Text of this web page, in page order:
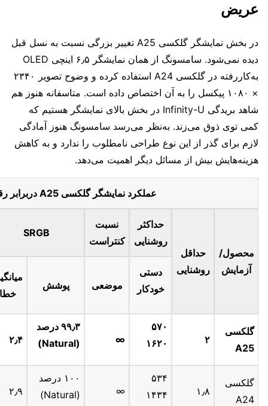
عریض
در بخش نمایشگر گلکسی A25 تغییر بزرگی نسبت به نسل قبل
دیده نمی‌شود. سامسونگ از همان نمایشگر ۶٫۵ اینچی OLED
به‌کاررفته در گلکسی A24 استفاده کرده و وضوح تصویر ۲۳۴۰
× ۱۰۸۰ پیکسل را به آن اختصاص داده است. متاسفانه هنوز هم
شاهد بریدگی Infinity-U در بخش بالای نمایشگر هستیم که
کمی توی ذوق می‌زند. به‌نظر می‌رسد سامسونگ هنوز آمادگی
لازم برای گذر از این نوع طراحی نامطلوب را ندارد و به کاهش
هزینه‌هایش بیش از مسائل دیگر اهمیت می‌دهد.
عملکرد نمایشگر گلکسی A25 دربرابر رقبا
محصول/
آزمایش
حداقل
روشنایی
حداکثر
روشنایی
نسبت
کنتراست
SRGB
دستی
خودکار
موضعی پوشش
خطا
گلکسی
A25
۲
۵۷۰
۱۶۲۰
∞
۹۹٫۳ درصد
(Natural)
۲٫۴
گلکسی
A24
۱٫۸
۵۳۴
۱۴۳۴
∞
۱۰۰ درصد
(Natural)
۲٫۹